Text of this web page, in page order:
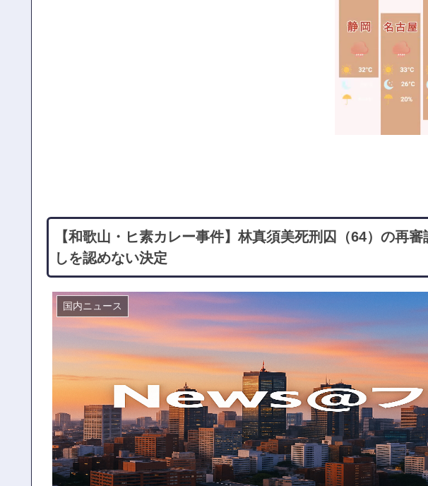
【和歌山・ヒ素カレー事件】林真須美死刑囚（64）の再
しを認めない決定
国内ニュース